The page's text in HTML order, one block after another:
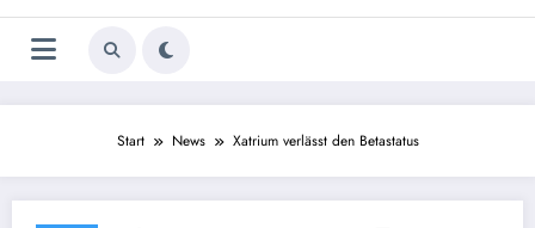
Start News Xatrium verlässt den Betastatus